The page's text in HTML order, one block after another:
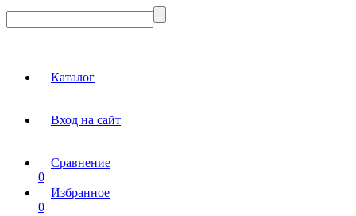
Каталог
Вход на сайт
Сравнение
0
Избранное
0